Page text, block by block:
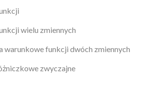
wielu zmiennych
warunkowe funkcji dwóch zmiennych
zwyczajne